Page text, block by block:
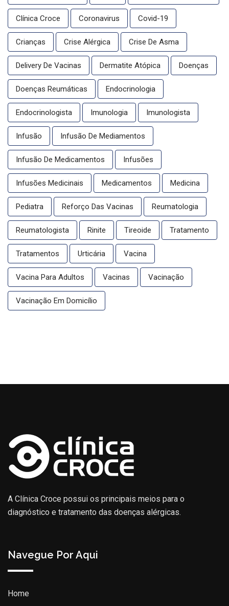
Clínica Croce Coronavirus Covid-19
Crianças Crise Alérgica Crise De Asma
Delivery De Vacinas Dermatite Atópica Doenças
Doenças Reumáticas Endocrinologia
Endocrinologista Imunologia Imunologista
Infusão Infusão De Mediamentos
Infusão De Medicamentos Infusões
Infusões Medicinais Medicamentos Medicina
Pediatra Reforço Das Vacinas Reumatologia
Reumatologista Rinite Tireoide Tratamento
Tratamentos Urticária Vacina
Vacina Para Adultos Vacinas Vacinação
Vacinação Em Domicílio
A Clínica Croce possui os principais meios para o
diagnóstico e tratamento das doenças alérgicas.
Navegue Por Aqui
Home